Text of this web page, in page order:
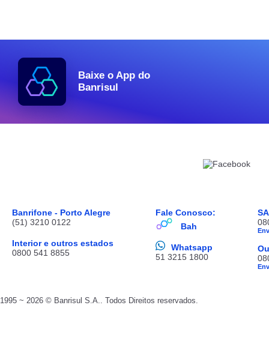
Baixe o App do
Banrisul
Banrifone - Porto Alegre
(51) 3210 0122
Interior e outros estados
0800 541 8855
Fale Conosco:
Bah
Whatsapp
51 3215 1800
1995 ~ 2026 © Banrisul S.A.. Todos Direitos reservados.